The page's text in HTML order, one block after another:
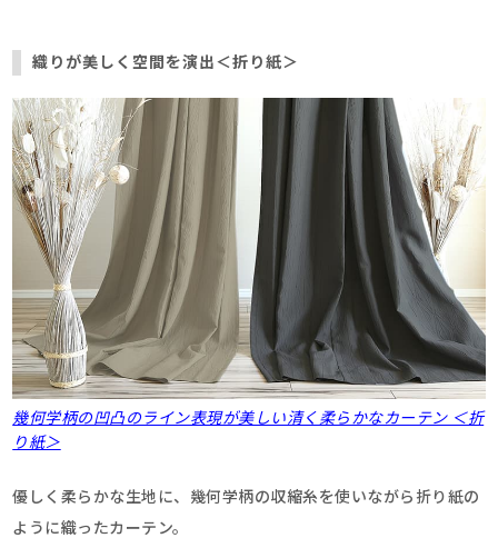
織りが美しく空間を演出＜折り紙＞
幾何学柄の凹凸のライン表現が美しい清く柔らかなカーテン ＜折
り紙＞
優しく柔らかな生地に、幾何学柄の収縮糸を使いながら折り紙の
ように織ったカーテン。